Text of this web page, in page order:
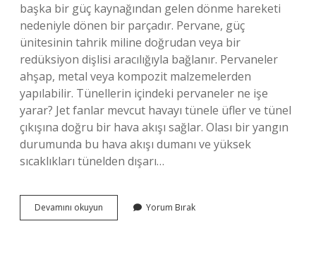
başka bir güç kaynağından gelen dönme hareketi
nedeniyle dönen bir parçadır. Pervane, güç
ünitesinin tahrik miline doğrudan veya bir
redüksiyon dişlisi aracılığıyla bağlanır. Pervaneler
ahşap, metal veya kompozit malzemelerden
yapılabilir. Tünellerin içindeki pervaneler ne işe
yarar? Jet fanlar mevcut havayı tünele üfler ve tünel
çıkışına doğru bir hava akışı sağlar. Olası bir yangın
durumunda bu hava akışı dumanı ve yüksek
sıcaklıkları tünelden dışarı…
Devamını okuyun Pervaneler
Ne
Yorum Bırak